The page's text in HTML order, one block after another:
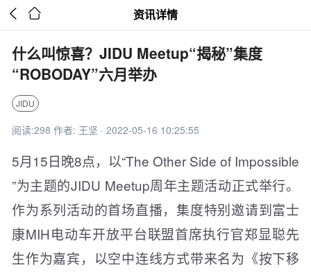
  资讯详情
什么叫惊喜？JIDU Meetup“揭秘”集度
“ROBODAY”六月举办
JIDU
阅读:298 作者: 王坚 · 2022-05-16 10:25:55
5月15日晚8点，以“The Other Side of Impossible
”为主题的JIDU Meetup周年主题活动正式举行。
作为系列活动的首场直播，集度特别邀请到富士
康MIH电动车开放平台联盟首席执行官郑显聪先
生作为嘉宾，以空中连线方式带来名为《按下移